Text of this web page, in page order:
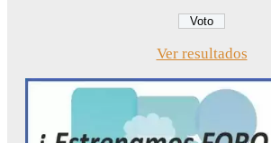
Ver resultados